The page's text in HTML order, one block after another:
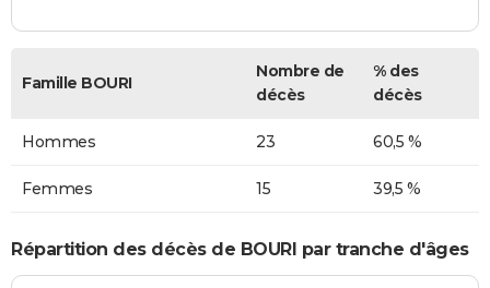
Famille BOURI
Nombre de
décès
% des
décès
Hommes 23 60,5 %
Femmes 15 39,5 %
Répartition des décès de BOURI par tranche d'âges